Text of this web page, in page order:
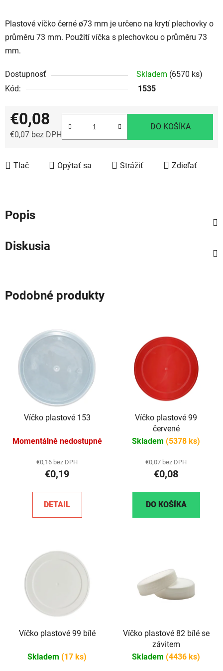
Plastové víčko černé ø73 mm je určeno na krytí plechovky o
průměru 73 mm. Použití víčka s plechovkou o průměru 73
mm.
Dostupnosť Skladem (6570 ks)
Kód:
1535
€0,08
€0,07 bez DPH
DO KOŠÍKA
Tlač Opýtať sa Strážiť Zdieľať
Popis
Diskusia
Podobné produkty
Víčko plastové 153
Momentálně nedostupné
€0,16 bez DPH
€0,19
DETAIL
Víčko plastové 99
červené
Skladem (5378 ks)
€0,07 bez DPH
€0,08
DO KOŠÍKA
Víčko plastové 99 bílé
Skladem (17 ks)
Víčko plastové 82 bílé se
závitem
Skladem (4436 ks)